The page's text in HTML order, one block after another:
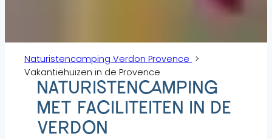
Naturistencamping Verdon Provence
Vakantiehuizen in de Provence
NATURISTENCAMPING
MET FACILITEITEN IN DE
VERDON